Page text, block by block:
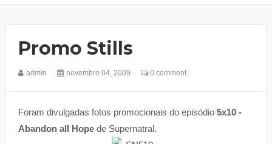
Promo Stills
admin novembro 04, 2009 0 comment
Foram divulgadas fotos promocionais do episódio5x10 -
Abandon all Hope de Supernatral.